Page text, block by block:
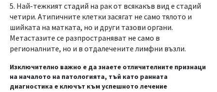
5. Най-тежкият стадий на рак от всякакъв вид е стадий
четири. Атипичните клетки засягат не само тялото и
шийката на матката, но и други тазови органи.
Метастазите се разпространяват не само в
регионалните, но и в отдалечените лимфни възли.
Изключително важно е да знаете отличителните признаци
на началото на патологията, тъй като ранната
диагностика е ключът към успешното лечение